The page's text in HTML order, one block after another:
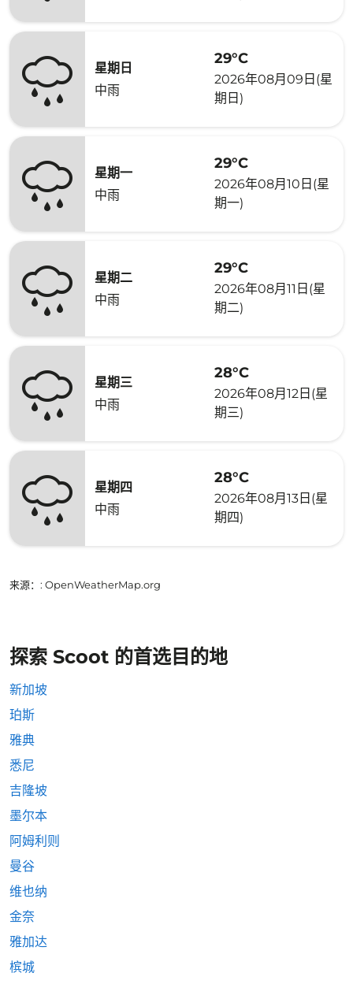
星期日
中雨
29°C
2026年08月09日(星
期日)
星期一
中雨
29°C
2026年08月10日(星
期一)
星期二
中雨
29°C
2026年08月11日(星
期二)
星期三
中雨
28°C
2026年08月12日(星
期三)
星期四
中雨
28°C
2026年08月13日(星
期四)
来源： : OpenWeatherMap.org
探索 Scoot 的首选目的地
新加坡
珀斯
雅典
悉尼
吉隆坡
墨尔本
阿姆利则
曼谷
维也纳
金奈
雅加达
槟城